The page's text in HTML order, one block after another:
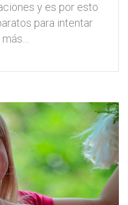
y es por esto
para intentar
más…